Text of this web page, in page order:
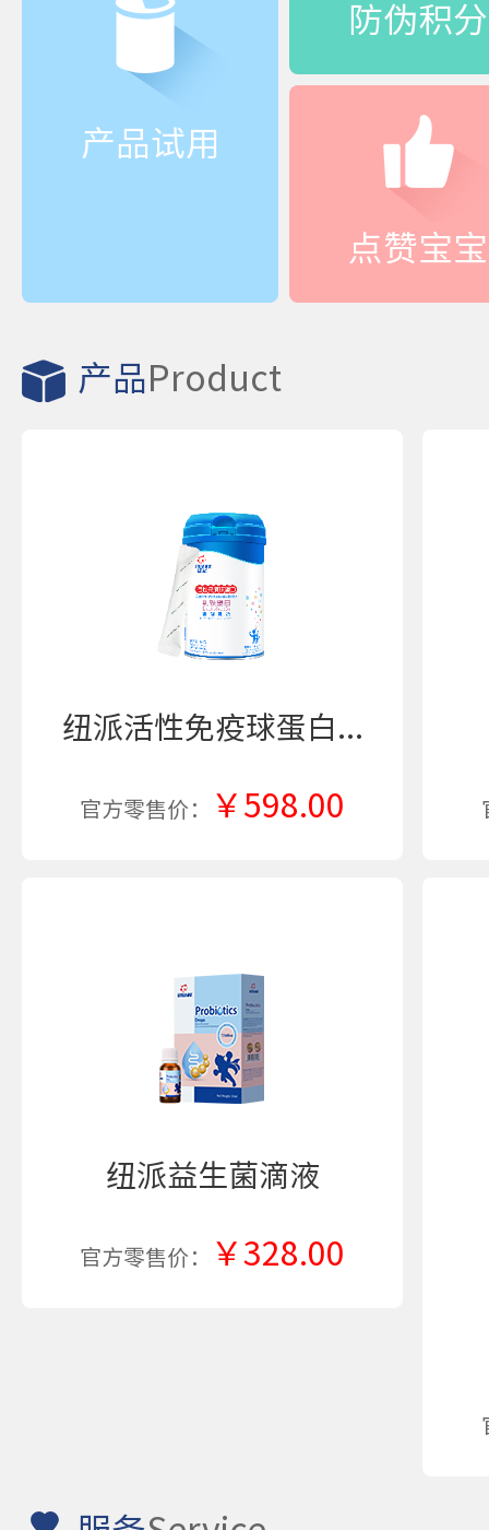
产品试用
防伪积分
点赞宝宝
产品 Product
纽派活性免疫球蛋白...
官方零售价： ￥598.00
纽派益生菌滴液
官方零售价： ￥328.00